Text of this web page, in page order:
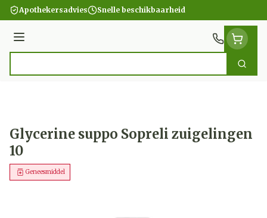
Ga naar de inhoud
Apothekersadvies Snelle beschikbaarheid
Menu
Zoek
Glycerine suppo Sopreli zuigelingen
10
Geneesmiddel